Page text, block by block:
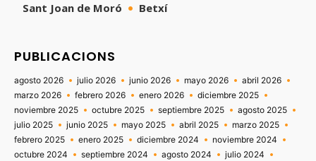
Sant Joan de Moró
Betxí
PUBLICACIONS
agosto 2026 julio 2026 junio 2026 mayo 2026
abril 2026
marzo 2026
febrero 2026 enero 2026
diciembre 2025
noviembre 2025
octubre 2025 septiembre 2025
agosto 2025
julio 2025
junio 2025 mayo 2025 abril 2025
marzo 2025
febrero 2025
enero 2025 diciembre 2024
noviembre 2024
octubre 2024
septiembre 2024 agosto 2024
julio 2024